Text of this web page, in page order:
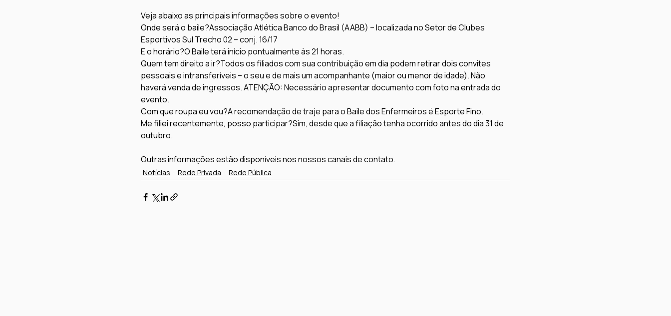
Veja abaixo as principais informações sobre o evento!
Onde será o baile?Associação Atlética Banco do Brasil (AABB) – localizada no Setor de Clubes
Esportivos Sul Trecho 02 – conj. 16/17
E o horário?O Baile terá início pontualmente às 21 horas.
Quem tem direito a ir?Todos os filiados com sua contribuição em dia podem retirar dois convites
pessoais e intransferíveis – o seu e de mais um acompanhante (maior ou menor de idade). Não
haverá venda de ingressos. ATENÇÃO: Necessário apresentar documento com foto na entrada do
evento.
Com que roupa eu vou?A recomendação de traje para o Baile dos Enfermeiros é Esporte Fino.
Me filiei recentemente, posso participar?Sim, desde que a filiação tenha ocorrido antes do dia 31 de
outubro.
Outras informações estão disponíveis nos nossos canais de contato.
Notícias Rede Privada Rede Pública